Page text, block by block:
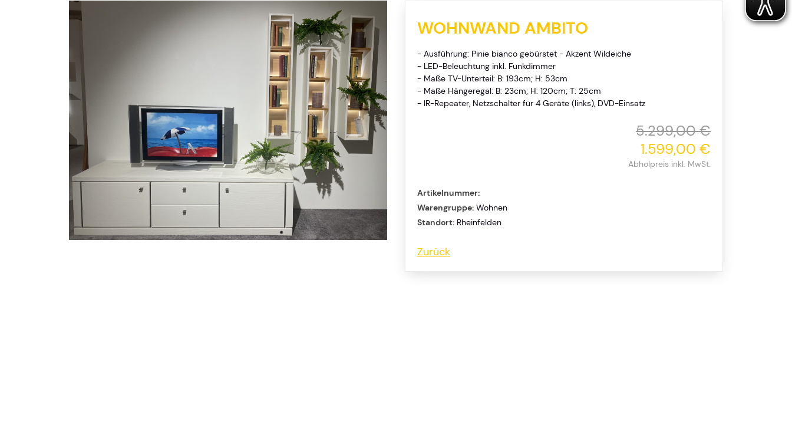
WOHNWAND AMBITO
- Ausführung: Pinie bianco gebürstet - Akzent Wildeiche
- LED-Beleuchtung inkl. Funkdimmer
- Maße TV-Unterteil: B: 193cm; H: 53cm
- Maße Hängeregal: B: 23cm; H: 120cm; T: 25cm
- IR-Repeater, Netzschalter für 4 Geräte (links), DVD-Einsatz
5.299,00 €
1.599,00 €
Abholpreis inkl. MwSt.
Artikelnummer:
Warengruppe: Wohnen
Standort: Rheinfelden
Zurück